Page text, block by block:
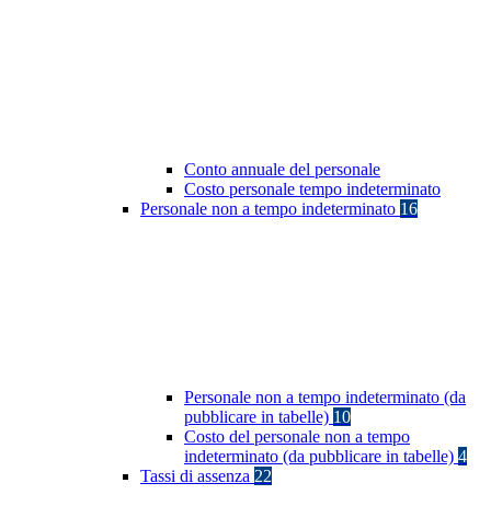
Conto annuale del personale
Costo personale tempo indeterminato
Personale non a tempo indeterminato 16
Personale non a tempo indeterminato (da
pubblicare in tabelle) 10
Costo del personale non a tempo
indeterminato (da pubblicare in tabelle) 4
Tassi di assenza 22